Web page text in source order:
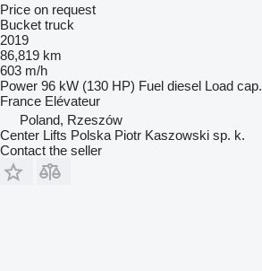
Price on request
Bucket truck
2019
86,819 km
603 m/h
Power 96 kW (130 HP) Fuel diesel Load cap.
France Elévateur
Poland, Rzeszów
Center Lifts Polska Piotr Kaszowski sp. k.
Contact the seller